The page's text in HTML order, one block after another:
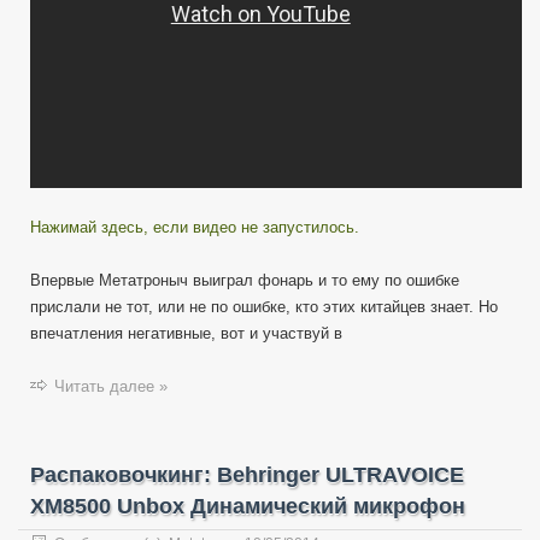
Нажимай здесь, если видео не запустилось.
Впервые Метатроныч выиграл фонарь и то ему по ошибке
прислали не тот, или не по ошибке, кто этих китайцев знает. Но
впечатления негативные, вот и участвуй в
Читать далее »
Распаковочкинг: Behringer ULTRAVOICE
XM8500 Unbox Динамический микрофон